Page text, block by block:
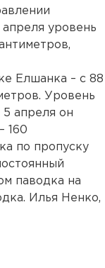
уровень
Елшанка – с 88
Уровень
5 апреля он
160
по пропуску
паводка на
Илья Ненко,